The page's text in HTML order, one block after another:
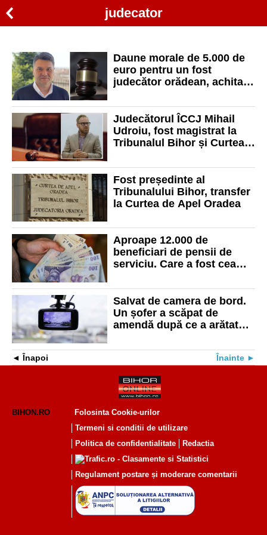
judecator
Daune morale de 5.000 de
euro pentru un fost
judecător orădean, achitat
Judecătorul ÎCCJ Mihail
Udroiu, fost magistrat la
Tribunalul Bihor și Curtea
pensionează
Fost președinte al
Tribunalului Bihor, transfer
la Curtea de Apel Oradea
Aproape 12.000 de
beneficiari de pensii de
serviciu. Care a fost cea
Salvat de camera de bord.
Un șofer a scăpat de
amendă după ce a arătat
Înapoi Înainte
BIHON.RO
Folosinta Cookie-urilor
Termeni si conditii de utilizare
Politica de confidentialitate
Redactia
Regulament postare și moderare comentarii